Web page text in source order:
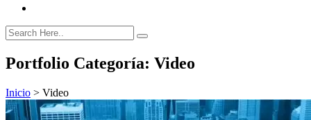
Portfolio Categoría: Video
Inicio > Video